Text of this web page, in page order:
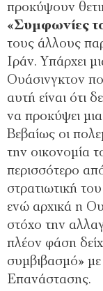
προκύψουν
«Συμφωνίες
τους άλλους
Ιράν. Υπάρχει
Ουάσινγκτον
αυτή είναι ότι
να προκύψει
Βεβαίως οι
την οικονομία
περισσότερο
στρατιωτική
ενώ αρχικά η
στόχο την
πλέον φάση
συμβιβασμό»
Επανάστασης.